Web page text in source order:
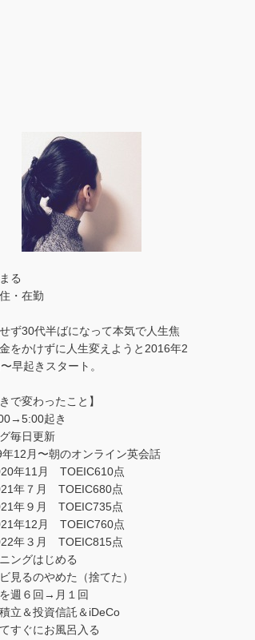
る
・在勤
ず30代半ばになって本気で人生焦
をかけずに人生変えようと2016年2
早起きスタート。
で変わったこと】
起き
毎日更新
年12月〜朝のオンライン英会話
年11月 TOEIC610点
年７月 TOEIC680点
年９月 TOEIC735点
年12月 TOEIC760点
年３月 TOEIC815点
ングはじめる
見るのやめた（捨てた）
を週６回→月１回
積立＆投資信託＆iDeCo
すぐにお風呂入る